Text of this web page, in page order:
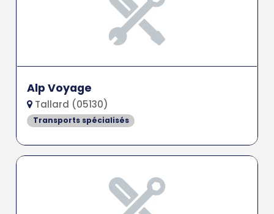
Alp Voyage
Tallard (05130)
Transports spécialisés